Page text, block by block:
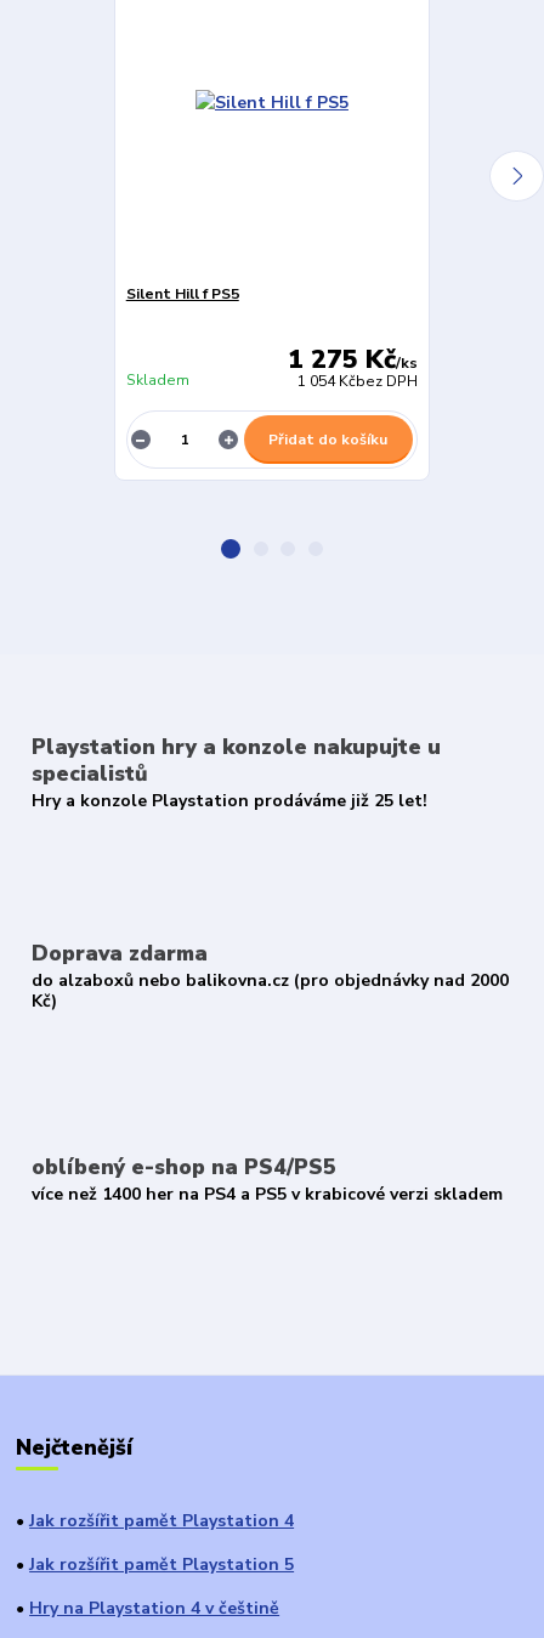
Silent Hill f PS5
1 275 Kč/ks
1 054 Kčbez DPH
Skladem
Přidat do košíku
Playstation hry a konzole nakupujte u
specialistů
Hry a konzole Playstation prodáváme již 25 let!
Doprava zdarma
do alzaboxů nebo balikovna.cz (pro objednávky nad 2000
Kč)
oblíbený e-shop na PS4/PS5
více než 1400 her na PS4 a PS5 v krabicové verzi skladem
Nejčtenější
● Jak rozšířit pamět Playstation 4
● Jak rozšířit pamět Playstation 5
● Hry na Playstation 4 v češtině